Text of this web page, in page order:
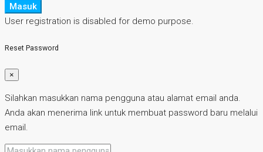
Masuk
User registration is disabled for demo purpose.
Reset Password
×
Silahkan masukkan nama pengguna atau alamat email anda.
Anda akan menerima link untuk membuat password baru melalui
email.